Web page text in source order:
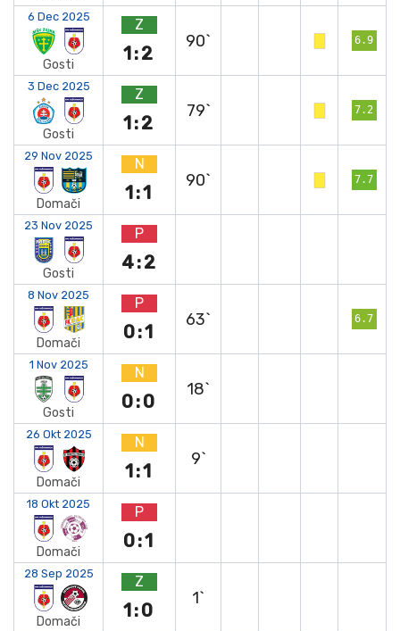
6 Dec 2025
Gosti
Z
1:2
90` 6.9
3 Dec 2025
Gosti
Z
1:2
79` 7.2
29 Nov 2025
Domači
N
1:1
90` 7.7
23 Nov 2025
Gosti
P
4:2
8 Nov 2025
Domači
P
0:1
63` 6.7
1 Nov 2025
Gosti
N
0:0
18`
26 Okt 2025
Domači
N
1:1
9`
18 Okt 2025
Domači
P
0:1
28 Sep 2025
Domači
Z
1:0
1`